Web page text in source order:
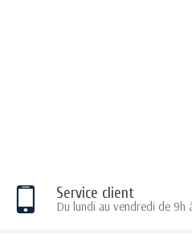
Service client
Du lundi au vendredi de 9h